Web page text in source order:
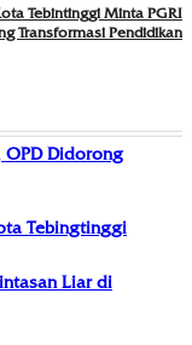
Tebintinggi Minta PGRI
Transformasi Pendidikan
OPD Didorong
Tebingtinggi
Liar di